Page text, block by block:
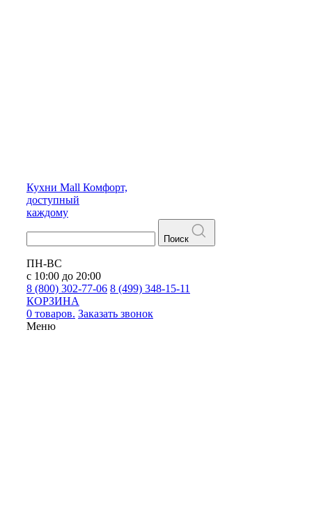
Кухни Mall Комфорт,
доступный
каждому
Поиск
ПН-ВС
с 10:00 до 20:00
8 (800) 302-77-06 8 (499) 348-15-11
КОРЗИНА
0 товаров. Заказать звонок
Меню